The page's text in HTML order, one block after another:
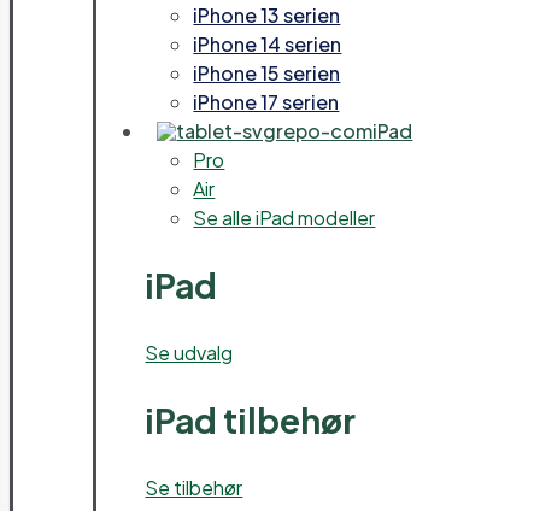
iPhone 13 serien
iPhone 14 serien
iPhone 15 serien
iPhone 17 serien
iPad
Pro
Air
Se alle iPad modeller
iPad
Se udvalg
iPad tilbehør
Se tilbehør